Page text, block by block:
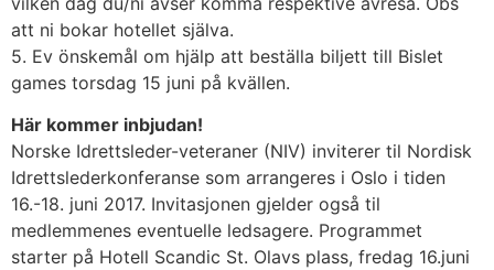
att ni bokar hotellet själva.
5. Ev önskemål om hjälp att beställa biljett till Bislet
games torsdag 15 juni på kvällen.
Här kommer inbjudan!
Norske Idrettsleder-veteraner (NIV) inviterer til Nordisk
Idrettslederkonferanse som arrangeres i Oslo i tiden
16.-18. juni 2017. Invitasjonen gjelder også til
medlemmenes eventuelle ledsagere. Programmet
starter på Hotell Scandic St. Olavs plass, fredag 16.juni